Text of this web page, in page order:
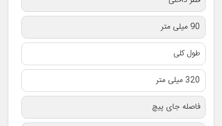
90 میلی متر
طول کلی
320 میلی متر
فاصله جای پیچ